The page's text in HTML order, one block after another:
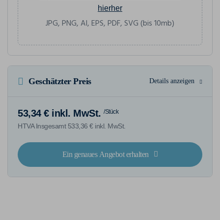
hierher
JPG, PNG, AI, EPS, PDF, SVG (bis 10mb)
Geschätzter Preis Details anzeigen
53,34 € inkl. MwSt. /Stück
HTVA Insgesamt 533,36 € inkl. MwSt.
Ein genaues Angebot erhalten